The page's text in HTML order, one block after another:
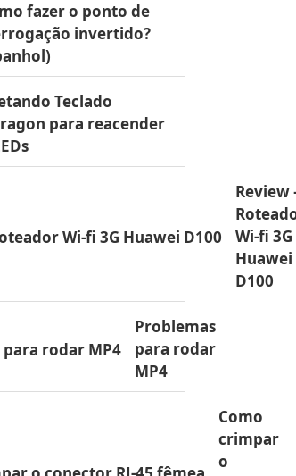
fazer o ponto de
invertido?
Teclado
para reacender
Review
Wi-fi 3G
Huawei
D100
Problemas
para rodar
MP4
Como
crimpar
o